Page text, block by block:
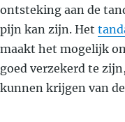
ontsteking aan de
pijn kan zijn. Het
maakt het mogelijk
goed verzekerd te
kunnen krijgen van